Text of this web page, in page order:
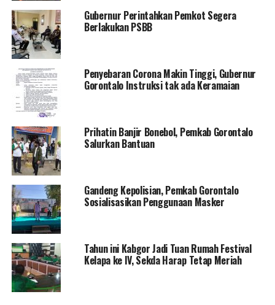
RELATED TOPICS:
UP NEXT
Nelson Ajak Warga Amalkan Nilai Moral dalam Pancasila
DON'T MISS
Nelson Izinkan Perayaan Ketupat dengan Syarat ini
Gubernur Perintahkan Pemkot Segera
Berlakukan PSBB
Penyebaran Corona Makin Tinggi, Gubernur
Gorontalo Instruksi tak ada Keramaian
Prihatin Banjir Bonebol, Pemkab Gorontalo
Salurkan Bantuan
Gandeng Kepolisian, Pemkab Gorontalo
Sosialisasikan Penggunaan Masker
Tahun ini Kabgor Jadi Tuan Rumah Festival
Kelapa ke IV, Sekda Harap Tetap Meriah